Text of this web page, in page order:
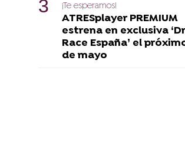
¡Te esperamos!
ATRESplayer PREMIUM
estrena en exclusiva
Race España’ el
de mayo